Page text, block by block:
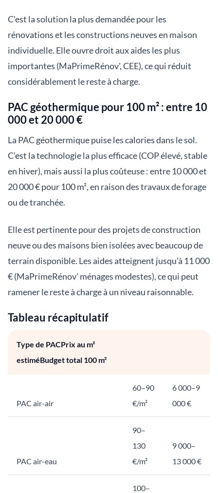
C'est la solution la plus demandée pour les
rénovations et les constructions neuves en maison
individuelle. Elle ouvre droit aux aides les plus
importantes (MaPrimeRénov', CEE), ce qui réduit
considérablement le reste à charge.
PAC géothermique pour 100 m² : entre 10
000 et 20 000 €
La PAC géothermique puise les calories dans le sol.
C'est la technologie la plus efficace (COP élevé, stable
en hiver), mais aussi la plus coûteuse : entre 10 000 et
20 000 € pour 100 m², en raison des travaux de forage
ou de tranchée.
Elle est pertinente pour des projets de construction
neuve ou des maisons bien isolées avec beaucoup de
terrain disponible. Les aides atteignent jusqu'à 11 000
€ (MaPrimeRénov' ménages modestes), ce qui peut
ramener le reste à charge à un niveau raisonnable.
Tableau récapitulatif
Type de PACPrix au m²
estiméBudget total 100 m²
PAC air-air
60–90
€/m²
6 000–9
000 €
PAC air-eau
90–
130
€/m²
9 000–
13 000 €
100–